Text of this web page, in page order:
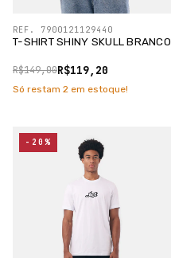
T-SHIRT SHINY SKULL BRANCO
R$119,20
R$149,00
REF. 7900121129440
Só restam 2 em estoque!
-20%